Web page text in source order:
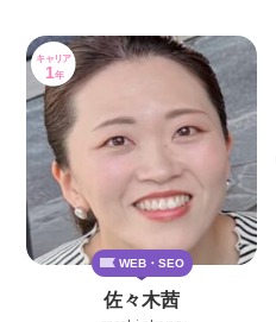
キャリア
1年
WEB・SEO
佐々木茜